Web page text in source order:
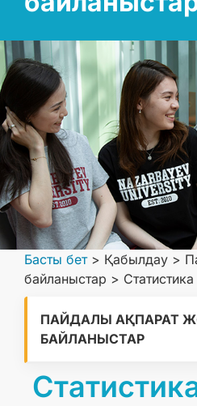
Басты бет> Қабылдау >
байланыстар > Статистика
ПАЙДАЛЫ АҚПАРАТ
БАЙЛАНЫСТАР